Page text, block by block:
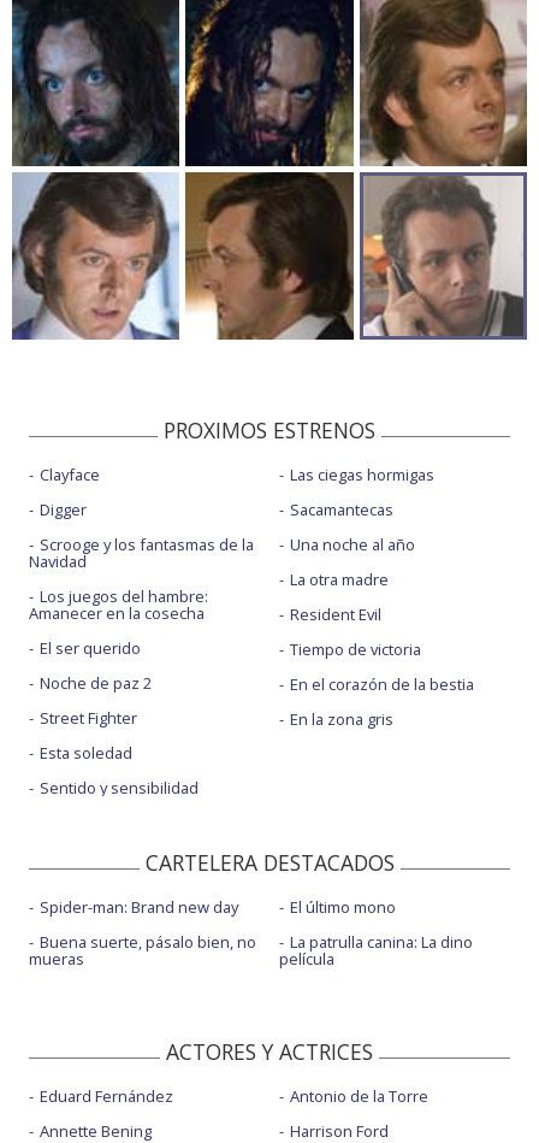
PROXIMOS ESTRENOS
Clayface
Digger
Scrooge y los fantasmas de la
Navidad
Los juegos del hambre:
Amanecer en la cosecha
El ser querido
Noche de paz 2
Street Fighter
Esta soledad
Sentido y sensibilidad
Las ciegas hormigas
Sacamantecas
Una noche al año
La otra madre
Resident Evil
Tiempo de victoria
En el corazón de la bestia
En la zona gris
CARTELERA DESTACADOS
Spider-man: Brand new day
Buena suerte, pásalo bien, no
mueras
El último mono
La patrulla canina: La dino
película
ACTORES Y ACTRICES
Eduard Fernández
Annette Bening
Antonio de la Torre
Harrison Ford